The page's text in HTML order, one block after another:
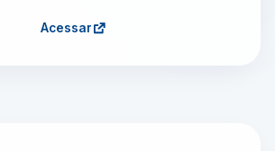
Acessar